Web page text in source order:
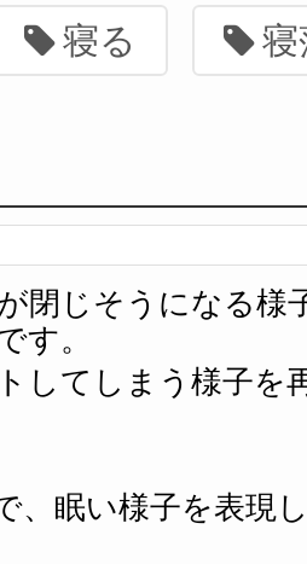
寝る 寝
閉じそうになる様
す。
してしまう様子を
、眠い様子を表現